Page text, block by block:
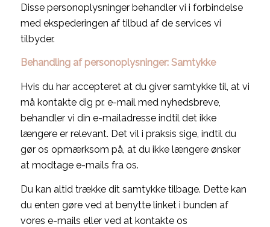
Disse personoplysninger behandler vi i forbindelse
med ekspederingen af tilbud af de services vi
tilbyder.
Behandling af personoplysninger: Samtykke
Hvis du har accepteret at du giver samtykke til, at vi
må kontakte dig pr. e-mail med nyhedsbreve,
behandler vi din e-mailadresse indtil det ikke
længere er relevant. Det vil i praksis sige, indtil du
gør os opmærksom på, at du ikke længere ønsker
at modtage e-mails fra os.
Du kan altid trække dit samtykke tilbage. Dette kan
du enten gøre ved at benytte linket i bunden af
vores e-mails eller ved at kontakte os